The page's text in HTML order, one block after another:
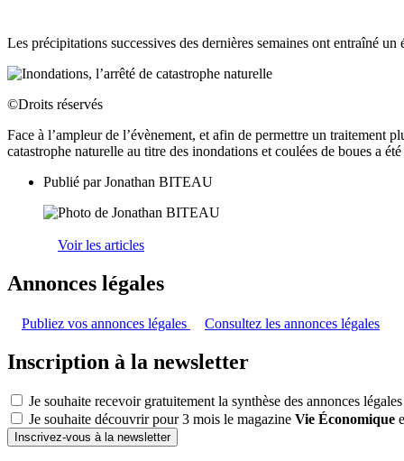
Les précipitations successives des dernières semaines ont entraîné
©Droits réservés
Face à l’ampleur de l’évènement, et afin de permettre un traitement
catastrophe naturelle au titre des inondations et coulées de boues a
Publié parJonathan BITEAU
Voir les articles
Annonces légales
Publiez vos annonces légales Consultez les annonces légales
Inscription à la newsletter
Je souhaite recevoir gratuitement la synthèse des annonces
Je souhaite découvrir pour 3 mois le magazine Vie Économique
Inscrivez-vous à la newsletter